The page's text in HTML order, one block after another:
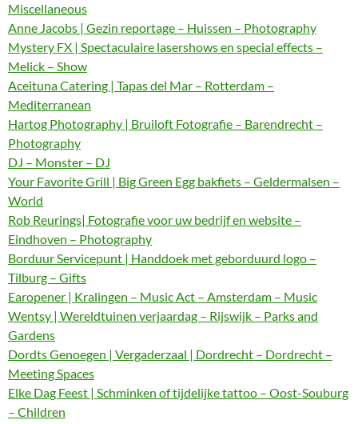
Miscellaneous
Anne Jacobs | Gezin reportage – Huissen – Photography
Mystery FX | Spectaculaire lasershows en special effects –
Melick – Show
Aceituna Catering | Tapas del Mar – Rotterdam –
Mediterranean
Hartog Photography | Bruiloft Fotografie – Barendrecht –
Photography
DJ – Monster – DJ
Your Favorite Grill | Big Green Egg bakfiets – Geldermalsen –
World
Rob Reurings| Fotografie voor uw bedrijf en website –
Eindhoven – Photography
Borduur Servicepunt | Handdoek met geborduurd logo –
Tilburg – Gifts
Earopener | Kralingen – Music Act – Amsterdam – Music
Wentsy | Wereldtuinen verjaardag – Rijswijk – Parks and
Gardens
Dordts Genoegen | Vergaderzaal | Dordrecht – Dordrecht –
Meeting Spaces
Elke Dag Feest | Schminken of tijdelijke tattoo – Oost-Souburg
– Children